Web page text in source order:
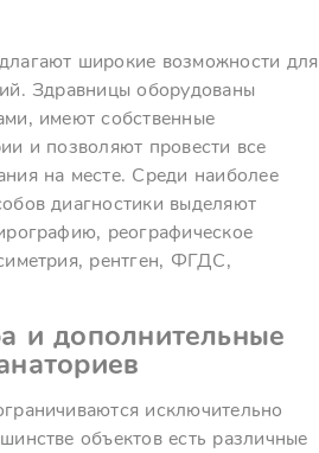
широкие возможности для
Здравницы оборудованы
имеют собственные
и позволяют провести все
на месте. Среди наиболее
диагностики выделяют
реографическое
рентген, ФГДС,
и дополнительные
исключительно
объектов есть различные